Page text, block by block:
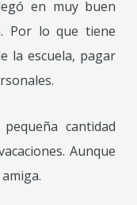
en muy buen
Por lo que tiene
la escuela, pagar
cantidad
Aunque